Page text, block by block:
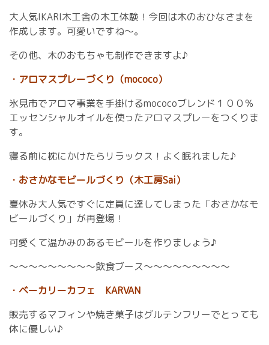
大人気IKARI木工舎の木工体験！今回は木のおひなさまを
作成します。可愛いですね～。
その他、木のおもちゃも制作できますよ♪
・アロマスプレーづくり（mococo）
氷見市でアロマ事業を手掛けるmococoブレンド１００％
エッセンシャルオイルを使ったアロマスプレーをつくりま
す。
寝る前に枕にかけたらリラックス！よく眠れました♪
・おさかなモビールづくり（木工房Sai）
夏休み大人気ですぐに定員に達してしまった「おさかなモ
ビールづくり」が再登場！
可愛くて温かみのあるモビールを作りましょう♪
～～～～～～～～～飲食ブース～～～～～～～～～
・ベーカリーカフェ KARVAN
販売するマフィンや焼き菓子はグルテンフリーでとっても
体に優しい♪